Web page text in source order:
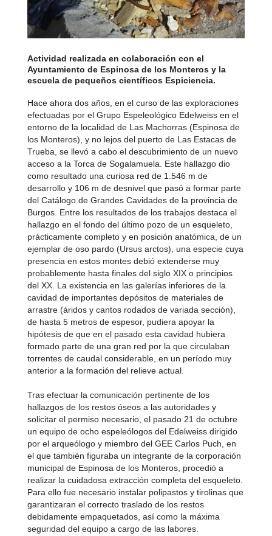
Actividad realizada en colaboración con el
Ayuntamiento de Espinosa de los Monteros y la
escuela de pequeños científicos Espiciencia.
Hace ahora dos años, en el curso de las exploraciones
efectuadas por el Grupo Espeleológico Edelweiss en el
entorno de la localidad de Las Machorras (Espinosa de
los Monteros), y no lejos del puerto de Las Estacas de
Trueba, se llevó a cabo el descubrimiento de un nuevo
acceso a la Torca de Sogalamuela. Este hallazgo dio
como resultado una curiosa red de 1.546 m de
desarrollo y 106 m de desnivel que pasó a formar parte
del Catálogo de Grandes Cavidades de la provincia de
Burgos. Entre los resultados de los trabajos destaca el
hallazgo en el fondo del último pozo de un esqueleto,
prácticamente completo y en posición anatómica, de un
ejemplar de oso pardo (Ursus arctos), una especie cuya
presencia en estos montes debió extenderse muy
probablemente hasta finales del siglo XIX o principios
del XX. La existencia en las galerías inferiores de la
cavidad de importantes depósitos de materiales de
arrastre (áridos y cantos rodados de variada sección),
de hasta 5 metros de espesor, pudiera apoyar la
hipótesis de que en el pasado esta cavidad hubiera
formado parte de una gran red por la que circulaban
torrentes de caudal considerable, en un período muy
anterior a la formación del relieve actual.
Tras efectuar la comunicación pertinente de los
hallazgos de los restos óseos a las autoridades y
solicitar el permiso necesario, el pasado 21 de octubre
un equipo de ocho espeleólogos del Edelweiss dirigido
por el arqueólogo y miembro del GEE Carlos Puch, en
el que también figuraba un integrante de la corporación
municipal de Espinosa de los Monteros, procedió a
realizar la cuidadosa extracción completa del esqueleto.
Para ello fue necesario instalar polipastos y tirolinas que
garantizaran el correcto traslado de los restos
debidamente empaquetados, así como la máxima
seguridad del equipo a cargo de las labores.